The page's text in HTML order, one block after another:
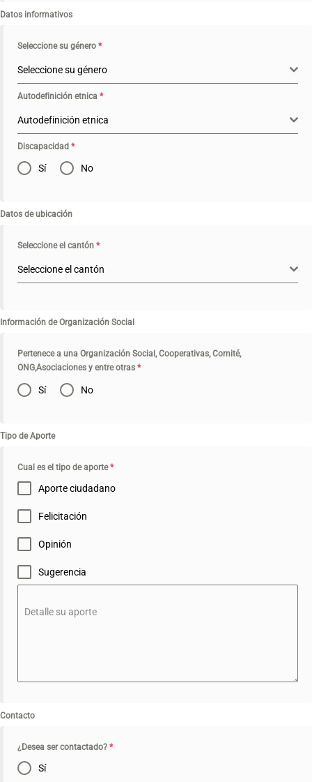
Datos informativos
Seleccione su género *
Seleccione su género
Autodefinición etnica *
Autodefinición etnica
Discapacidad *
Sí No
Datos de ubicación
Seleccione el cantón *
Seleccione el cantón
Información de Organización Social
Pertenece a una Organización Social, Cooperativas, Comité,
ONG,Asociaciones y entre otras *
Sí No
Tipo de Aporte
Cual es el tipo de aporte*
Aporte ciudadano
Felicitación
Opinión
Sugerencia
Detalle su aporte
Contacto
¿Desea ser contactado? *
Sí